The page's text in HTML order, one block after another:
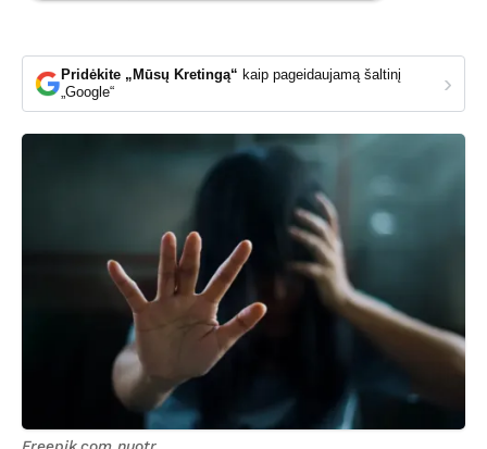
Pridėkite „Mūsų Kretingą“ kaip pageidaujamą šaltinį
„Google“
›